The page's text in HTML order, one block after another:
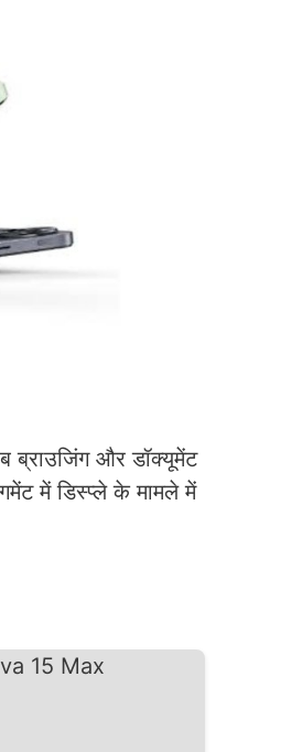
ब्राउजिंग और डॉक्यूमेंट
में डिस्प्ले के मामले में